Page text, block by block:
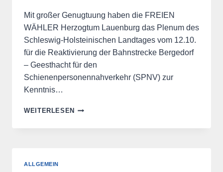
Mit großer Genugtuung haben die FREIEN
WÄHLER Herzogtum Lauenburg das Plenum des
Schleswig-Holsteinischen Landtages vom 12.10.
für die Reaktivierung der Bahnstrecke Bergedorf
– Geesthacht für den
Schienenpersonennahverkehr (SPNV) zur
Kenntnis…
WEITERLESEN
+++BAHNSTRECKE
–
ALLGEMEIN